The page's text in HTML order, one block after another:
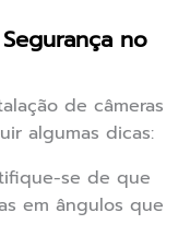
no
de câmeras
algumas dicas:
se de que
em ângulos que